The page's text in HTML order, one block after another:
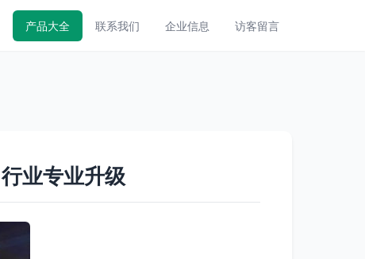
产品大全 联系我们 企业信息 访客留言
业专业升级